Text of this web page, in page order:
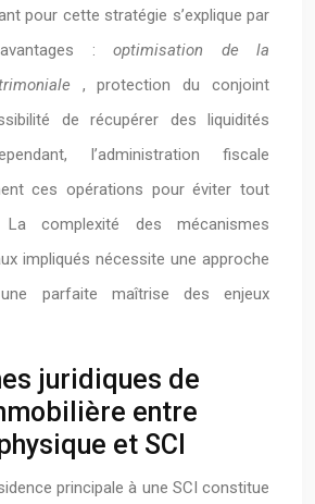
pour cette stratégie s’explique par
: optimisation de la
, protection du conjoint
de récupérer des liquidités
l’administration fiscale
ces opérations pour éviter tout
complexité des mécanismes
impliqués nécessite une approche
parfaite maîtrise des enjeux
juridiques de
entre
et SCI
principale à une SCI constitue